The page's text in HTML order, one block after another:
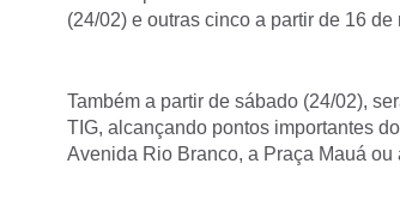
(24/02) e outras cinco a partir de 16
Também a partir de sábado (24/02),
TIG, alcançando pontos importantes
Avenida Rio Branco, a Praça Mauá ou